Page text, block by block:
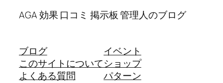
AGA 効果 口コミ 掲示板 管理人のブログ
ブログ
このサイトについて
よくある質問
イベント
ショップ
パターン